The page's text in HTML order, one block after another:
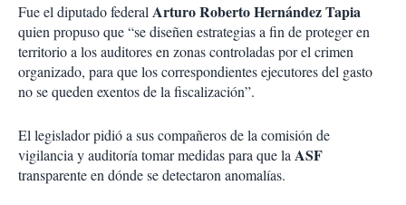
Fue el diputado federalArturo Roberto Hernández Tapia
quien propuso que “se diseñen estrategias a fin de proteger en
territorio a los auditores en zonas controladas por el crimen
organizado, para que los correspondientes ejecutores del gasto
no se queden exentos de la fiscalización”.
El legislador pidió a sus compañeros de la comisión de
vigilancia y auditoría tomar medidas para que laASF
transparente en dónde se detectaron anomalías.